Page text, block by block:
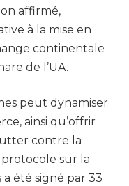
affirmé,
à la mise en
continentale
de l’UA.
peut dynamiser
ainsi qu’offrir
contre la
sur la
été signé par 33